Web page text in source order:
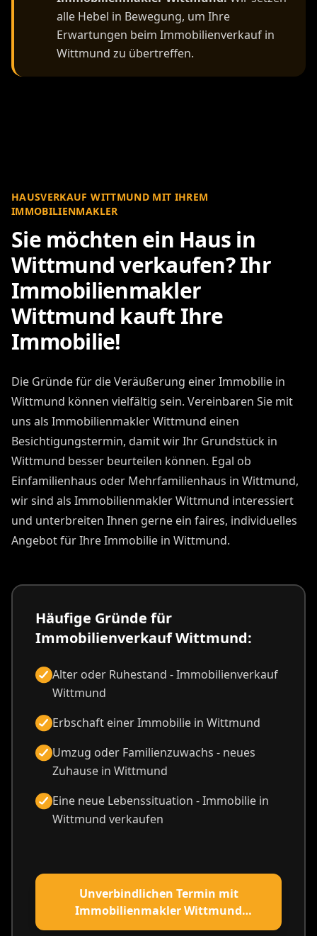
alle Hebel in Bewegung, um Ihre
Erwartungen beim Immobilienverkauf in
Wittmund zu übertreffen.
HAUSVERKAUF WITTMUND MIT IHREM
IMMOBILIENMAKLER
Sie möchten ein Haus in
Wittmund verkaufen? Ihr
Immobilienmakler
Wittmund kauft Ihre
Immobilie!
Die Gründe für die Veräußerung einer Immobilie in
Wittmund können vielfältig sein. Vereinbaren Sie mit
uns als Immobilienmakler Wittmund einen
Besichtigungstermin, damit wir Ihr Grundstück in
Wittmund besser beurteilen können. Egal ob
Einfamilienhaus oder Mehrfamilienhaus in Wittmund,
wir sind als Immobilienmakler Wittmund interessiert
und unterbreiten Ihnen gerne ein faires, individuelles
Angebot für Ihre Immobilie in Wittmund.
Häufige Gründe für
Immobilienverkauf Wittmund:
Alter oder Ruhestand - Immobilienverkauf
Wittmund
Erbschaft einer Immobilie in Wittmund
Umzug oder Familienzuwachs - neues
Zuhause in Wittmund
Eine neue Lebenssituation - Immobilie in
Wittmund verkaufen
Unverbindlichen Termin mit
Immobilienmakler Wittmund
vereinbaren